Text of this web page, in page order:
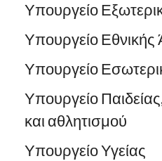
Υπουργείο
Υπουργείο Εθνικής
Υπουργείο
Υπουργείο
και αθλητισμού
Υπουργείο Υγείας